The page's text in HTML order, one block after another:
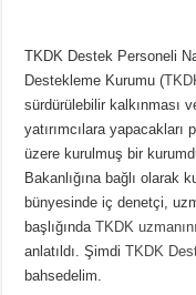
TKDK Destek Personeli
Destekleme Kurumu (
sürdürülebilir kalkınması
yatırımcılara
üzere kurulmuş bir
Bakanlığına bağlı olarak
bünyesinde iç denetçi,
başlığındaTKDK
anlatıldı. ŞimdiTKDK
bahsedelim.